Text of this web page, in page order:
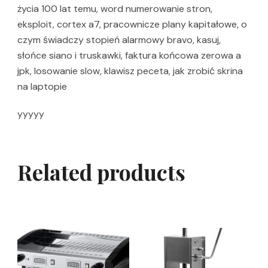
życia 100 lat temu, word numerowanie stron,
eksploit, cortex a7, pracownicze plany kapitałowe, o
czym świadczy stopień alarmowy bravo, kasuj,
słońce siano i truskawki, faktura końcowa zerowa a
jpk, losowanie slow, klawisz peceta, jak zrobić skrina
na laptopie
yyyyy
Related products